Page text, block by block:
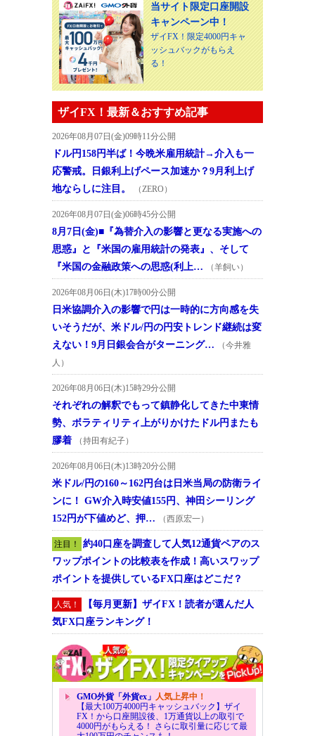
当サイト限定口座開設
キャンペーン中！
ザイFX！限定4000円キャ
ッシュバックがもらえ
る！
ザイFX！最新＆おすすめ記事
2026年08月07日(金)09時11分公開
ドル円158円半ば！今晩米雇用統計→介入も一
応警戒。日銀利上げペース加速か？9月利上げ
地ならしに注目。
（ZERO）
2026年08月07日(金)06時45分公開
8月7日(金)■『為替介入の影響と更なる実施への
思惑』と『米国の雇用統計の発表』、そして
『米国の金融政策への思惑(利上…
（羊飼い）
2026年08月06日(木)17時00分公開
日米協調介入の影響で円は一時的に方向感を失
いそうだが、米ドル/円の円安トレンド継続は変
えない！9月日銀会合がターニング…
（今井雅
人）
2026年08月06日(木)15時29分公開
それぞれの解釈でもって鎮静化してきた中東情
勢、ボラティリティ上がりかけたドル円またも
膠着
（持田有紀子）
2026年08月06日(木)13時20分公開
米ドル/円の160～162円台は日米当局の防衛ライ
ンに！ GW介入時安値155円、神田シーリング
152円が下値めど、押…
（西原宏一）
注目！
約40口座を調査して人気12通貨ペアのス
ワップポイントの比較表を作成！高いスワップ
ポイントを提供しているFX口座はどこだ？
人気！
【毎月更新】ザイFX！読者が選んだ人
気FX口座ランキング！
GMO外貨「外貨ex」 人気上昇中！
【最大100万4000円キャッシュバック】ザイ
FX！から口座開設後、1万通貨以上の取引で
4000円がもらえる！ さらに取引量に応じて最